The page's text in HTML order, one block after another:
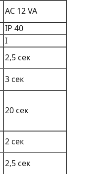
AC 12 VA
IP 40
I
2,5 сек
3 сек
20 сек
2 сек
2,5 сек